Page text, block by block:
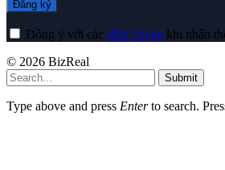
Đồng ý với các điều khoản khi nhận
© 2026 BizReal
Submit
Type above and press Enterto search.